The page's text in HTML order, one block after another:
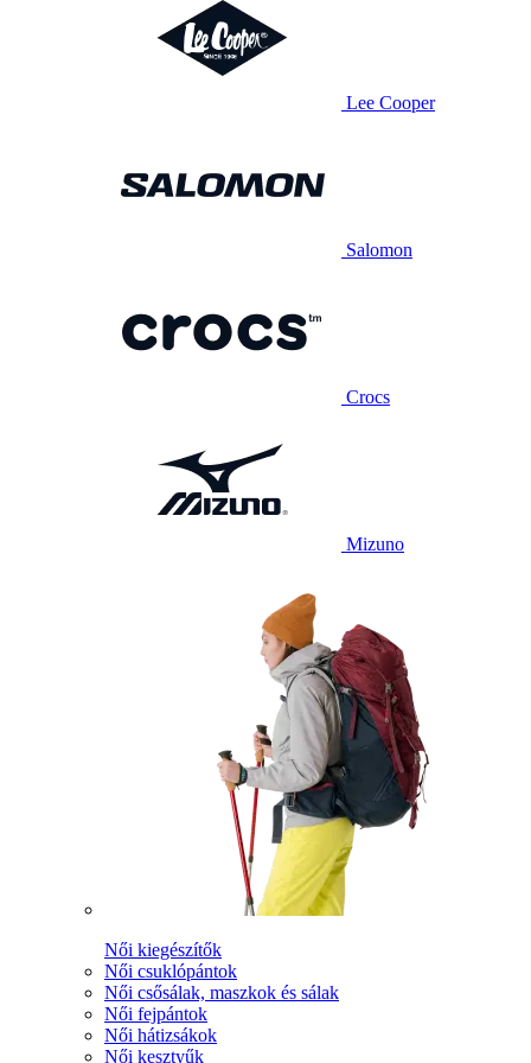
Lee Cooper
Salomon
Crocs
Mizuno
Női kiegészítők
Női csuklópántok
Női csősálak, maszkok és sálak
Női fejpántok
Női hátizsákok
Női kesztyűk